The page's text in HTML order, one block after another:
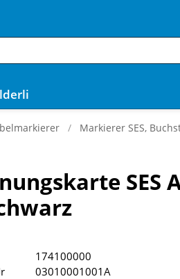
Markierer SES,
SES
174100000
03010001001A